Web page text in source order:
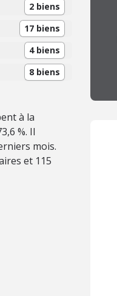
2 biens
17 biens
4 biens
8 biens
à la
%. Il
mois.
et 115